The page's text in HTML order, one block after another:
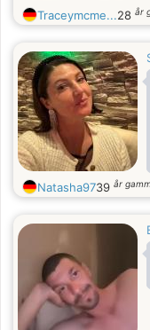
Traceymcme...28 år
Natasha9739 år